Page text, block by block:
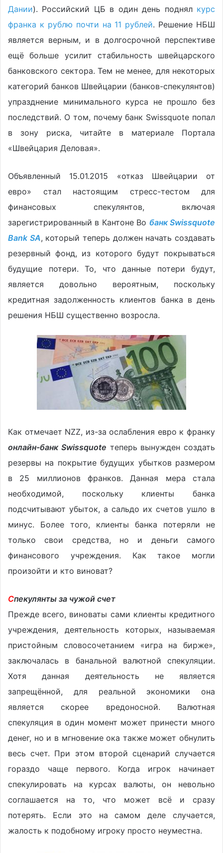
Дании). Российский ЦБ в один день поднял курс
франка к рублю почти на 11 рублей. Решение НБШ
является верным, и в долгосрочной перспективе
ещё больше усилит стабильность швейцарского
банковского сектора. Тем не менее, для некоторых
категорий банков Швейцарии (банков-спекулянтов)
упразднение минимального курса не прошло без
последствий. О том, почему банк Swissquote попал
в зону риска, читайте в материале Портала
«Швейцария Деловая».
Объявленный 15.01.2015 «отказ Швейцарии от
евро» стал настоящим стресс-тестом для
финансовых спекулянтов, включая
зарегистрированный в Кантоне Во банк Swissquote
Bank SA, который теперь должен начать создавать
резервный фонд, из которого будут покрываться
будущие потери. То, что данные потери будут,
является довольно вероятным, поскольку
кредитная задолженность клиентов банка в день
решения НБШ существенно возросла.
Как отмечает NZZ, из-за ослабления евро к франку
онлайн-банк Swissquote теперь вынужден создать
резервы на покрытие будущих убытков размером
в 25 миллионов франков. Данная мера стала
необходимой, поскольку клиенты банка
подсчитывают убыток, а сальдо их счетов ушло в
минус. Более того, клиенты банка потеряли не
только свои средства, но и деньги самого
финансового учреждения. Как такое могли
произойти и кто виноват?
Спекулянты за чужой счет
Прежде всего, виноваты сами клиенты кредитного
учреждения, деятельность которых, называемая
пристойным словосочетанием «игра на бирже»,
заключалась в банальной валютной спекуляции.
Хотя данная деятельность не является
запрещённой, для реальной экономики она
является скорее вредоносной. Валютная
спекуляция в один момент может принести много
денег, но и в мгновение ока также может обнулить
весь счет. При этом второй сценарий случается
гораздо чаще первого. Когда игрок начинает
спекулировать на курсах валюты, он невольно
соглашается на то, что может всё и сразу
потерять. Если это на самом деле случается,
жалость к подобному игроку просто неуместна.